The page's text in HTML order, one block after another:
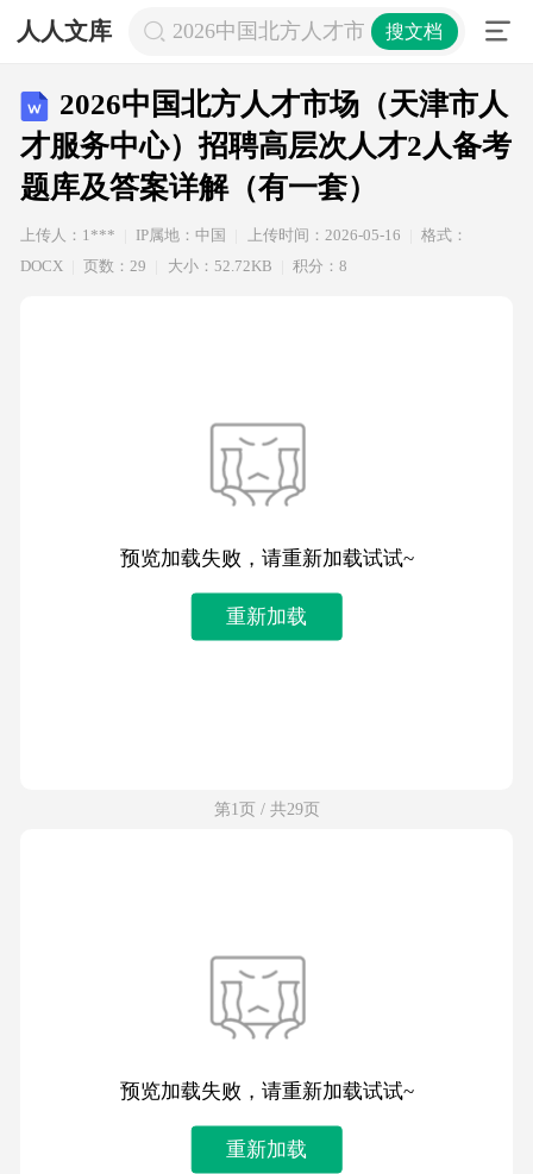
人人文库 2026中国北方人才市场（天津市人才
搜文档
2026中国北方人才市场（天津市人
才服务中心）招聘高层次人才2人备考
题库及答案详解（有一套）
上传人：1*** IP属地：中国 上传时间：2026-05-16
格式：
DOCX
页数：29 大小：52.72KB 积分：8
预览加载失败，请重新加载试试~
重新加载
第1页 / 共29页
预览加载失败，请重新加载试试~
重新加载